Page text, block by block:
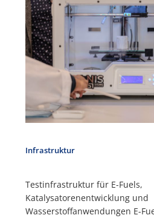
Infrastruktur
Testinfrastruktur für E-Fuels,
Katalysatorenentwicklung und
Wasserstoffanwendungen E-